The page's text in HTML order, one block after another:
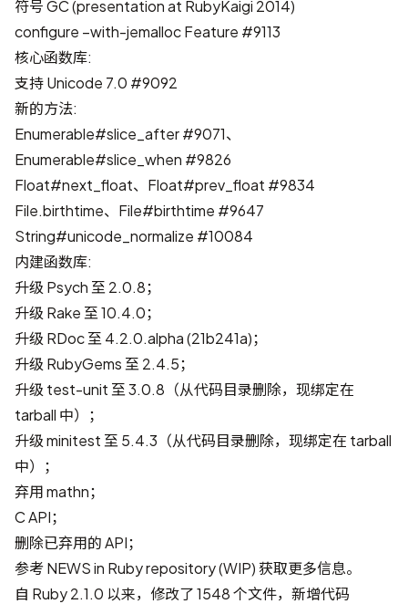
符号 GC(presentation at RubyKaigi 2014)
configure –with-jemallocFeature #9113
核心函数库:
支持 Unicode 7.0 #9092
新的方法:
Enumerable#slice_after#9071、
Enumerable#slice_when #9826
Float#next_float、Float#prev_float #9834
File.birthtime、File#birthtime #9647
String#unicode_normalize #10084
内建函数库:
升级 Psych 至 2.0.8；
升级 Rake 至 10.4.0；
升级 RDoc 至 4.2.0.alpha (21b241a)；
升级 RubyGems 至 2.4.5；
升级 test-unit 至 3.0.8（从代码目录删除，现绑定在
tarball 中）；
升级 minitest 至 5.4.3（从代码目录删除，现绑定在 tarball
中）；
弃用 mathn；
C API；
删除已弃用的 API；
参考NEWS in Ruby repository (WIP)获取更多信息。
自 Ruby 2.1.0 以来，修改了 1548 个文件，新增代码